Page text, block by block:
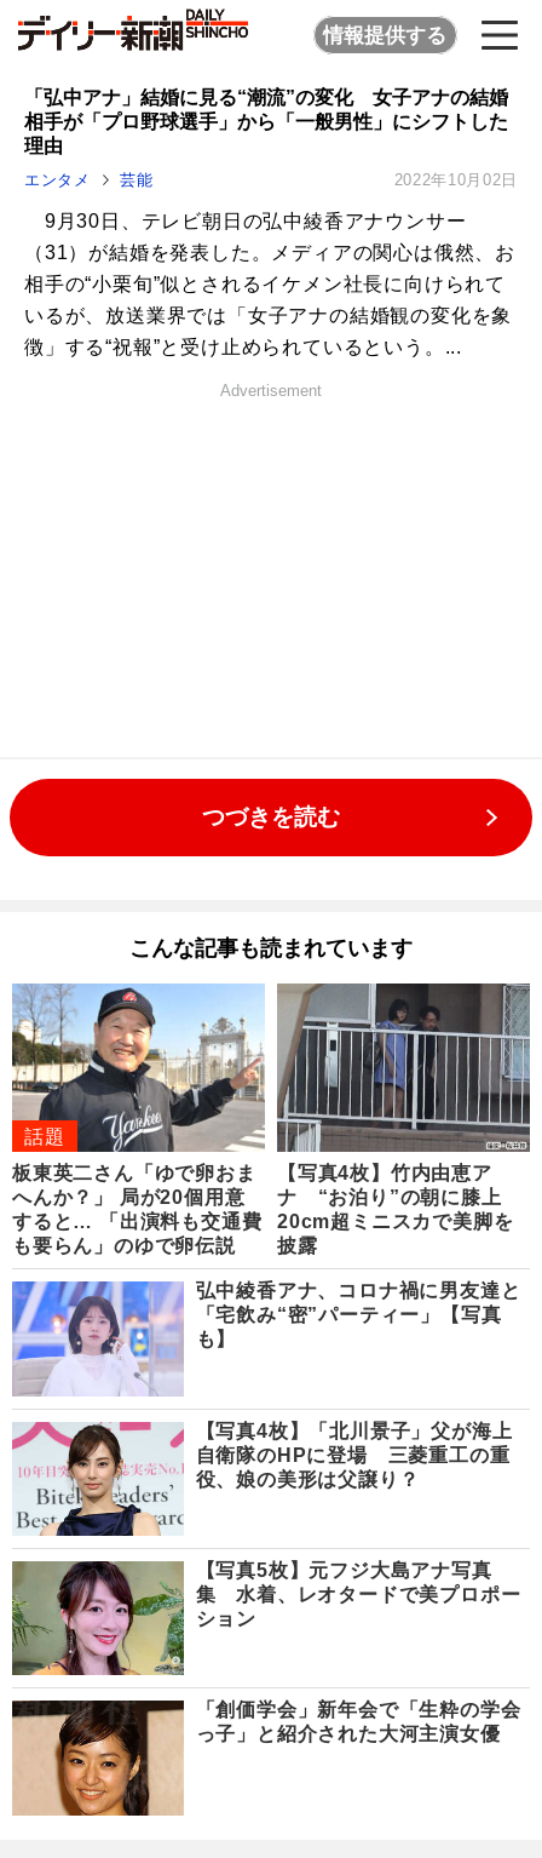
情報提供する
「弘中アナ」結婚に見る“潮流”の変化 女子アナの結婚
相手が「プロ野球選手」から「一般男性」にシフトした
理由
エンタメ 芸能 2022年10月02日
9月30日、テレビ朝日の弘中綾香アナウンサー
（31）が結婚を発表した。メディアの関心は俄然、お
相手の“小栗旬”似とされるイケメン社長に向けられて
いるが、放送業界では「女子アナの結婚観の変化を象
徴」する“祝報”と受け止められているという。...
Advertisement
つづきを読む
こんな記事も読まれています
話題
板東英二さん「ゆで卵おま
へんか？」 局が20個用意
すると… 「出演料も交通費
も要らん」のゆで卵伝説
【写真4枚】竹内由恵ア
ナ “お泊り”の朝に膝上
20cm超ミニスカで美脚を
披露
弘中綾香アナ、コロナ禍に男友達と
「宅飲み“密”パーティー」【写真
も】
【写真4枚】「北川景子」父が海上
自衛隊のHPに登場 三菱重工の重
役、娘の美形は父譲り？
【写真5枚】元フジ大島アナ写真
集 水着、レオタードで美プロポー
ション
「創価学会」新年会で「生粋の学会
っ子」と紹介された大河主演女優